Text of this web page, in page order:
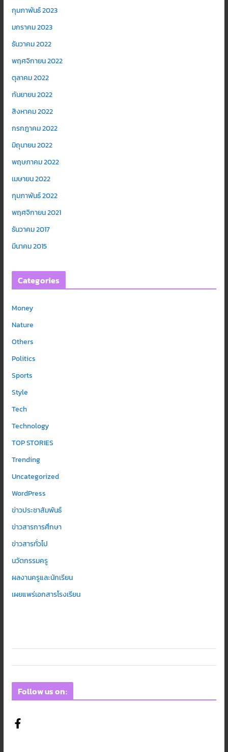
กุมภาพันธ์ 2023
มกราคม 2023
ธันวาคม 2022
พฤศจิกายน 2022
ตุลาคม 2022
กันยายน 2022
สิงหาคม 2022
กรกฎาคม 2022
มิถุนายน 2022
พฤษภาคม 2022
เมษายน 2022
กุมภาพันธ์ 2022
พฤศจิกายน 2021
ธันวาคม 2017
มีนาคม 2015
Categories
Money
Nature
Others
Politics
Sports
Style
Tech
Technology
TOP STORIES
Trending
Uncategorized
WordPress
ข่าวประชาสัมพันธ์
ข่าวสารการศึกษา
ข่าวสารทั่วไป
นวัตกรรมครู
ผลงานครูและนักเรียน
เผยแพร่เอกสารโรงเรียน
Follow us on: